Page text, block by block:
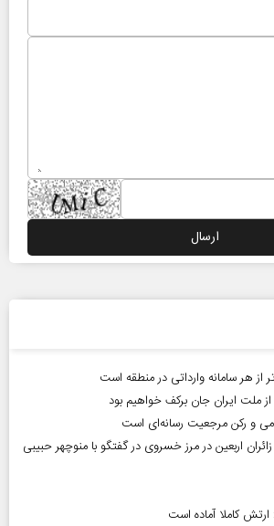
از هر سامانه وارداتی در منطقه است
از ملت ایران جان برکف خواهیم بود
و رکن مرجعیت رسانه‌ای است
اربعین در مرز خسروی در گفتگو با منوچهر حبیبی
کاملا آماده است